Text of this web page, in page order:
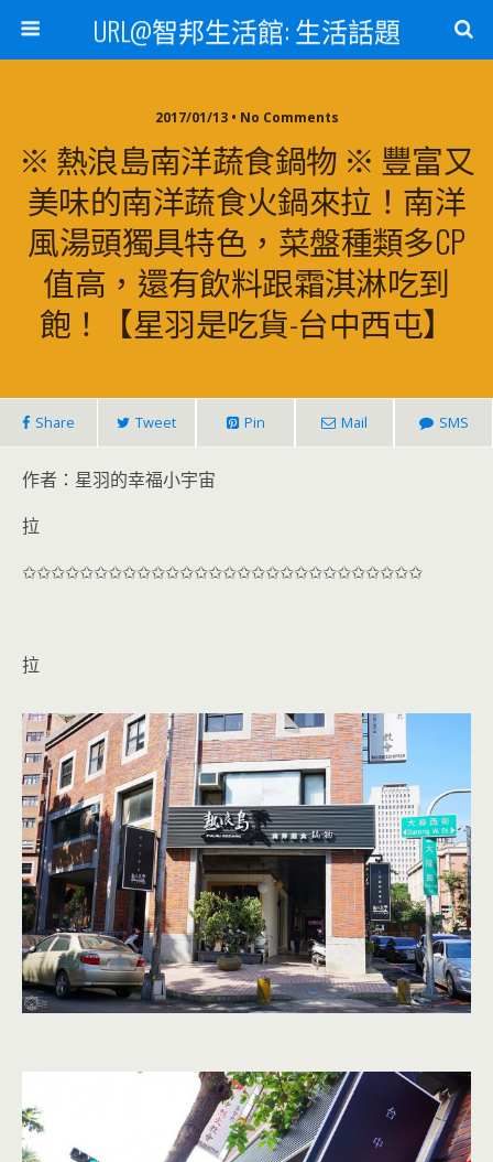
URL@智邦生活館: 生活話題
2017/01/13 • No Comments
※ 熱浪島南洋蔬食鍋物 ※ 豐富又
美味的南洋蔬食火鍋來拉！南洋
風湯頭獨具特色，菜盤種類多CP
值高，還有飲料跟霜淇淋吃到
飽！【星羽是吃貨-台中西屯】
Share Tweet Pin Mail SMS
作者：星羽的幸福小宇宙
拉
✩✩✩✩✩✩✩✩✩✩✩✩✩✩✩✩✩✩✩✩✩✩✩✩✩✩✩✩
拉